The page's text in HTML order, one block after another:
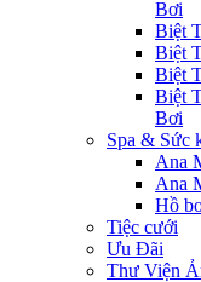
Bơi
Biệt
Biệt
Biệt
Biệt
Bơi
Spa & Sức
Ana
Ana
Hồ
Tiệc cưới
Ưu Đãi
Thư Viện